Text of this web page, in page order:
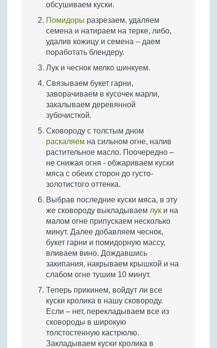
обсушиваем куски.
Помидоры разрезаем, удаляем
семена и натираем на терке, либо,
удалив кожицу и семена – даем
поработать блендеру.
Лук и чеснок мелко шинкуем.
Связываем букет гарни,
заворачиваем в кусочек марли,
закалываем деревянной
зубочисткой.
Сковороду с толстым дном
раскаляем на сильном огне, налив
растительное масло. Поочередно –
не снижая огня - обжариваем куски
мяса с обеих сторон до густо-
золотистого оттенка.
Выбрав последние куски мяса, в эту
же сковороду выкладываем лук и на
малом огне припускаем несколько
минут. Далее добавляем чеснок,
букет гарни и помидорную массу,
вливаем вино. Дождавшись
закипания, накрываем крышкой и на
слабом огне тушим 10 минут.
Теперь прикинем, войдут ли все
куски кролика в нашу сковороду.
Если – нет, перекладываем все из
сковороды в широкую
толстостенную кастрюлю.
Закладываем куски кролика в